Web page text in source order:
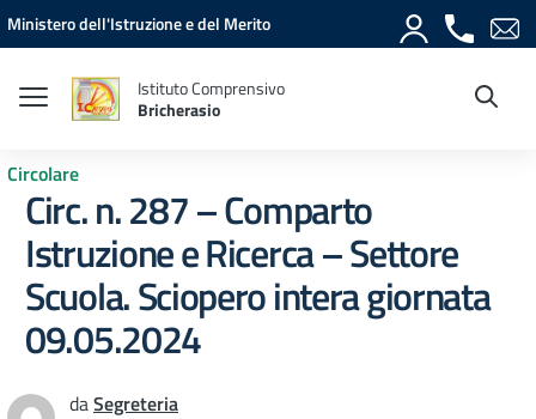
Vai ai contenuti
Vai al menu di navigazione
Vai al footer
Ministero dell'Istruzione e del Merito
Istituto Comprensivo
Bricherasio
Circolare
Circ. n. 287 – Comparto
Istruzione e Ricerca – Settore
Scuola. Sciopero intera giornata
09.05.2024
daSegreteria